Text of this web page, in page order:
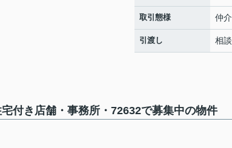
取引態様 仲介
引渡し 相談
付き店舗・事務所・72632で募集中の物件